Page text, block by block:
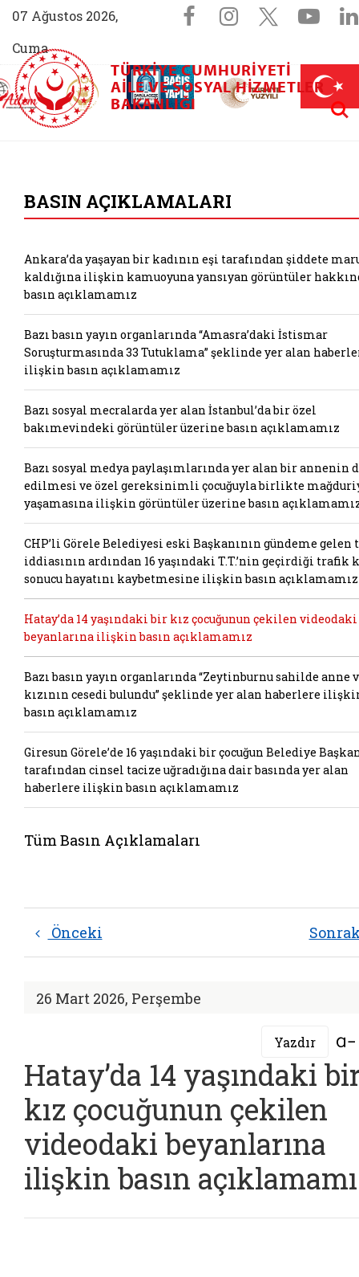
07 Ağustos 2026,
Cuma
Sosyal
Facebook
Instagram
X
Aile (yeni sekmede açılır)
AİLEM İletişim Merkezi (yeni sekmede açılır)
Aile ve Nüfus On Yılı (yeni sekmede açılır)
Darülaceze bağış sayfası (yeni
TÜRKIYE CUMHURIYETI
AILE VE SOSYAL HIZMETLER
BAKANLIĞI
BASIN AÇIKLAMALARI
Ankara’da yaşayan bir kadının eşi tarafından şiddete
kaldığına ilişkin kamuoyuna yansıyan görüntüler
basın açıklamamız
Bazı basın yayın organlarında “Amasra’daki İstismar
Soruşturmasında 33 Tutuklama” şeklinde yer alan
ilişkin basın açıklamamız
Bazı sosyal mecralarda yer alan İstanbul’da bir özel
bakımevindeki görüntüler üzerine basın açıklamamız
Bazı sosyal medya paylaşımlarında yer alan bir annenin
edilmesi ve özel gereksinimli çocuğuyla birlikte
yaşamasına ilişkin görüntüler üzerine basın
CHP’li Görele Belediyesi eski Başkanının gündeme gelen
iddiasının ardından 16 yaşındaki T.T.’nin geçirdiği trafik
sonucu hayatını kaybetmesine ilişkin basın açıklamamız
Hatay’da 14 yaşındaki bir kız çocuğunun çekilen videodaki
beyanlarına ilişkin basın açıklamamız
Bazı basın yayın organlarında “Zeytinburnu sahilde anne
kızının cesedi bulundu” şeklinde yer alan haberlere
basın açıklamamız
Giresun Görele’de 16 yaşındaki bir çocuğun Belediye
tarafından cinsel tacize uğradığına dair basında yer alan
haberlere ilişkin basın açıklamamız
Tüm Basın Açıklamaları
Önceki
26 Mart 2026, Perşembe
Yazdır
Hatay’da 14 yaşındaki
kız çocuğunun çekilen
videodaki beyanlarına
ilişkin basın